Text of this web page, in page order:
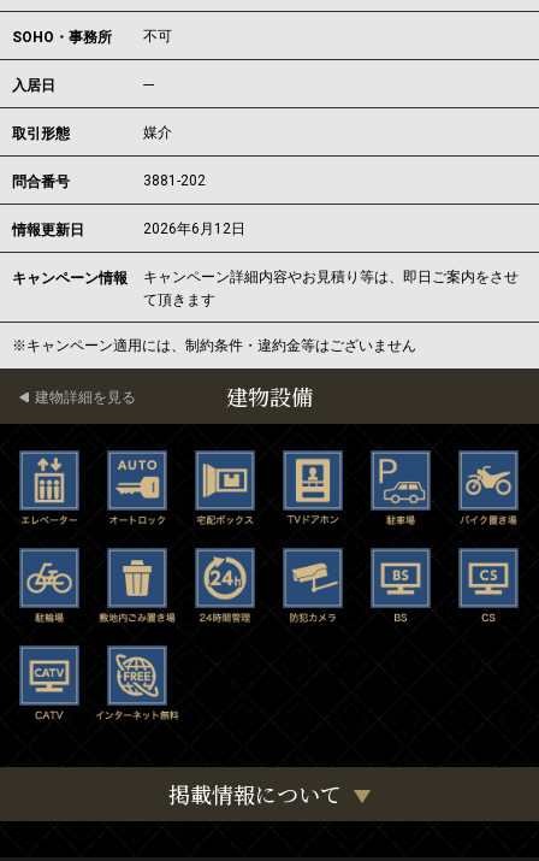
SOHO・事務所 不可
入居日 ---
取引形態 媒介
問合番号 3881-202
情報更新日 2026年6月12日
キャンペーン情報
キャンペーン詳細内容やお見積り等は、即日ご案内をさせ
て頂きます
※キャンペーン適用には、制約条件・違約金等はございません
建物設備
建物詳細を見る
掲載情報について